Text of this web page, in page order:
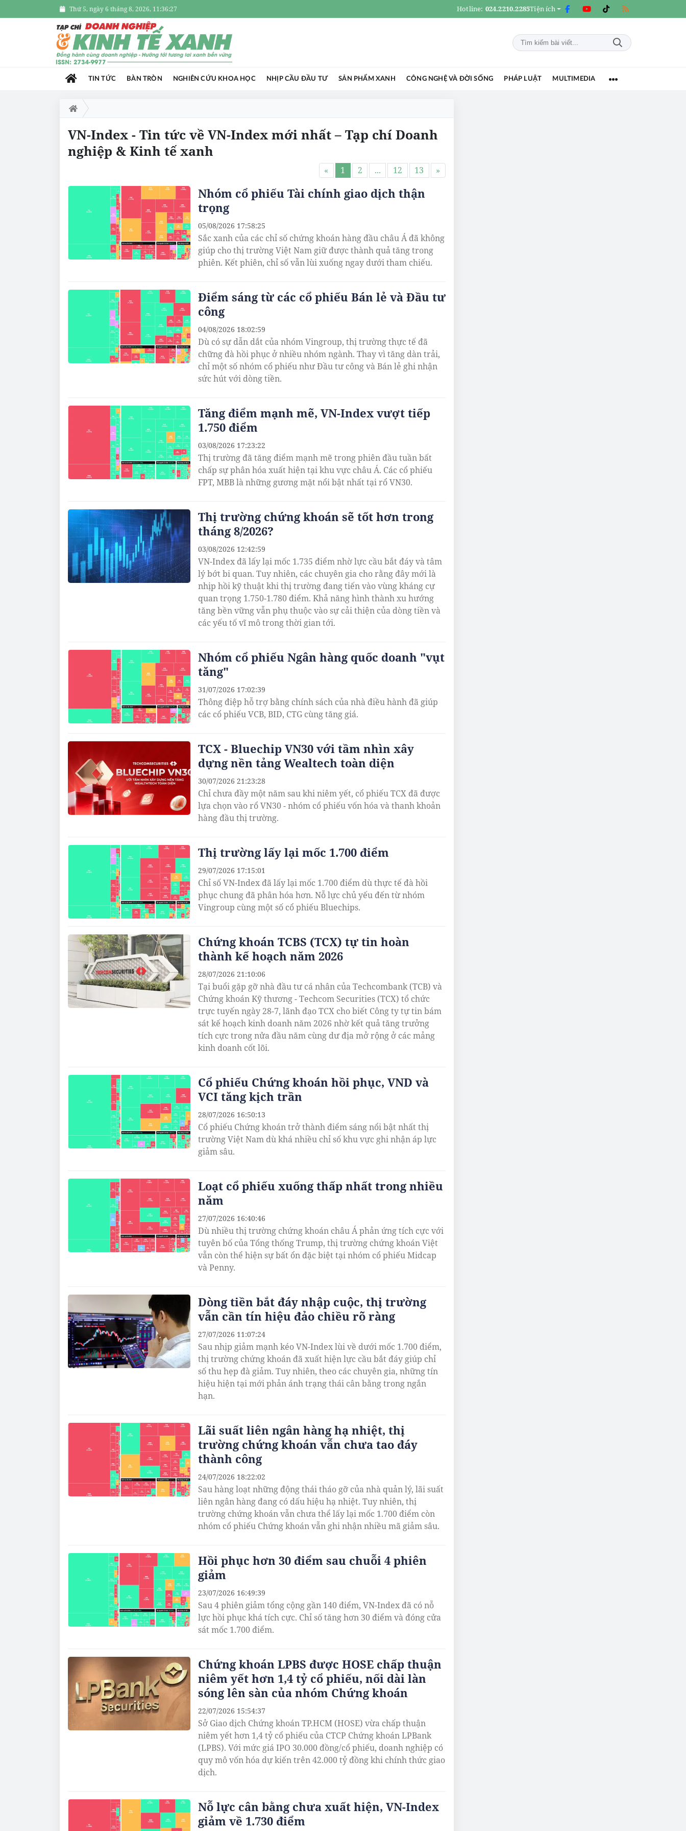
Thứ 5, ngày 6 tháng 8, 2026, 11:36:28 Hotline: 024.2210.2285Tiện ích
TIN TỨC BÀN TRÒN NGHIÊN CỨU KHOA HỌC NHỊP CẦU ĐẦU TƯ SẢN PHẨM XANH CÔNG NGHỆ VÀ ĐỜI SỐNG PHÁP LUẬT MULTIMEDIA
VN-Index - Tin tức về VN-Index mới nhất – Tạp chí Doanh
nghiệp & Kinh tế xanh
« 1 2 ... 12 13 »
Nhóm cổ phiếu Tài chính giao dịch thận
trọng
Sắc xanh của các chỉ số chứng khoán hàng đầu châu Á đã không
giúp cho thị trường Việt Nam giữ được thành quả tăng trong
phiên. Kết phiên, chỉ số vẫn lùi xuống ngay dưới tham chiếu.
05/08/2026 17:58:25
Điểm sáng từ các cổ phiếu Bán lẻ và Đầu tư
công
Dù có sự dẫn dắt của nhóm Vingroup, thị trường thực tế đã
chững đà hồi phục ở nhiều nhóm ngành. Thay vì tăng dàn trải,
chỉ một số nhóm cổ phiếu như Đầu tư công và Bán lẻ ghi nhận
sức hút với dòng tiền.
04/08/2026 18:02:59
Tăng điểm mạnh mẽ, VN-Index vượt tiếp
1.750 điểm
Thị trường đã tăng điểm mạnh mẽ trong phiên đầu tuần bất
chấp sự phân hóa xuất hiện tại khu vực châu Á. Các cổ phiếu
FPT, MBB là những gương mặt nổi bật nhất tại rổ VN30.
03/08/2026 17:23:22
Thị trường chứng khoán sẽ tốt hơn trong
tháng 8/2026?
VN-Index đã lấy lại mốc 1.735 điểm nhờ lực cầu bắt đáy và tâm
lý bớt bi quan. Tuy nhiên, các chuyên gia cho rằng đây mới là
nhịp hồi kỹ thuật khi thị trường đang tiến vào vùng kháng cự
quan trọng 1.750-1.780 điểm. Khả năng hình thành xu hướng
tăng bền vững vẫn phụ thuộc vào sự cải thiện của dòng tiền và
các yếu tố vĩ mô trong thời gian tới.
03/08/2026 12:42:59
Nhóm cổ phiếu Ngân hàng quốc doanh "vụt
tăng"
Thông điệp hỗ trợ bằng chính sách của nhà điều hành đã giúp
các cổ phiếu VCB, BID, CTG cùng tăng giá.
31/07/2026 17:02:39
TCX - Bluechip VN30 với tầm nhìn xây
dựng nền tảng Wealtech toàn diện
Chỉ chưa đầy một năm sau khi niêm yết, cổ phiếu TCX đã được
lựa chọn vào rổ VN30 - nhóm cổ phiếu vốn hóa và thanh khoản
hàng đầu thị trường.
30/07/2026 21:23:28
Thị trường lấy lại mốc 1.700 điểm
Chỉ số VN-Index đã lấy lại mốc 1.700 điểm dù thực tế đà hồi
phục chung đã phân hóa hơn. Nỗ lực chủ yếu đến từ nhóm
Vingroup cùng một số cổ phiếu Bluechips.
29/07/2026 17:15:01
Chứng khoán TCBS (TCX) tự tin hoàn
thành kế hoạch năm 2026
Tại buổi gặp gỡ nhà đầu tư cá nhân của Techcombank (TCB) và
Chứng khoán Kỹ thương - Techcom Securities (TCX) tổ chức
trực tuyến ngày 28-7, lãnh đạo TCX cho biết Công ty tự tin bám
sát kế hoạch kinh doanh năm 2026 nhờ kết quả tăng trưởng
tích cực trong nửa đầu năm cùng dư địa mở rộng ở các mảng
kinh doanh cốt lõi.
28/07/2026 21:10:06
Cổ phiếu Chứng khoán hồi phục, VND và
VCI tăng kịch trần
Cổ phiếu Chứng khoán trở thành điểm sáng nổi bật nhất thị
trường Việt Nam dù khá nhiều chỉ số khu vực ghi nhận áp lực
giảm sâu.
28/07/2026 16:50:13
Loạt cổ phiếu xuống thấp nhất trong nhiều
năm
Dù nhiều thị trường chứng khoán châu Á phản ứng tích cực với
tuyên bố của Tổng thống Trump, thị trường chứng khoán Việt
vẫn còn thể hiện sự bất ổn đặc biệt tại nhóm cổ phiếu Midcap
và Penny.
27/07/2026 16:40:46
Dòng tiền bắt đáy nhập cuộc, thị trường
vẫn cần tín hiệu đảo chiều rõ ràng
Sau nhịp giảm mạnh kéo VN-Index lùi về dưới mốc 1.700 điểm,
thị trường chứng khoán đã xuất hiện lực cầu bắt đáy giúp chỉ
số thu hẹp đà giảm. Tuy nhiên, theo các chuyên gia, những tín
hiệu hiện tại mới phản ánh trạng thái cân bằng trong ngắn
hạn.
27/07/2026 11:07:24
Lãi suất liên ngân hàng hạ nhiệt, thị
trường chứng khoán vẫn chưa tao đáy
thành công
Sau hàng loạt những động thái tháo gỡ của nhà quản lý, lãi suất
liên ngân hàng đang có dấu hiệu hạ nhiệt. Tuy nhiên, thị
trường chứng khoán vẫn chưa thể lấy lại mốc 1.700 điểm còn
nhóm cổ phiếu Chứng khoán vẫn ghi nhận nhiều mã giảm sâu.
24/07/2026 18:22:02
Hồi phục hơn 30 điểm sau chuỗi 4 phiên
giảm
Sau 4 phiên giảm tổng cộng gần 140 điểm, VN-Index đã có nỗ
lực hồi phục khá tích cực. Chỉ số tăng hơn 30 điểm và đóng cửa
sát mốc 1.700 điểm.
23/07/2026 16:49:39
Chứng khoán LPBS được HOSE chấp thuận
niêm yết hơn 1,4 tỷ cổ phiếu, nối dài làn
sóng lên sàn của nhóm Chứng khoán
Sở Giao dịch Chứng khoán TP.HCM (HOSE) vừa chấp thuận
niêm yết hơn 1,4 tỷ cổ phiếu của CTCP Chứng khoán LPBank
(LPBS). Với mức giá IPO 30.000 đồng/cổ phiếu, doanh nghiệp có
quy mô vốn hóa dự kiến trên 42.000 tỷ đồng khi chính thức giao
dịch.
22/07/2026 15:54:37
Nỗ lực cân bằng chưa xuất hiện, VN-Index
giảm về 1.730 điểm